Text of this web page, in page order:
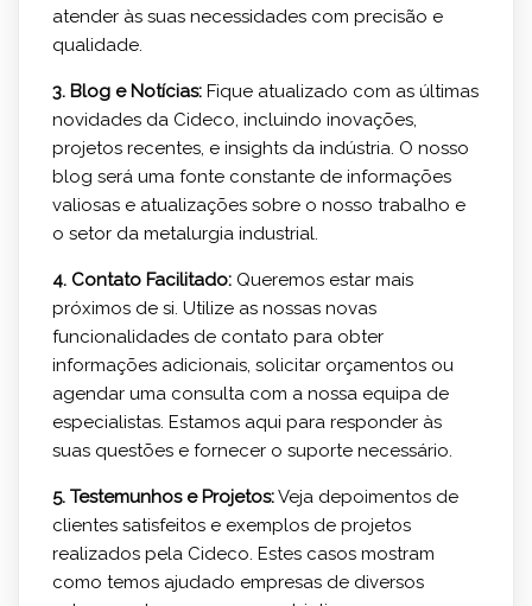
atender às suas necessidades com precisão e
qualidade.
3. Blog e Notícias:Fique atualizado com as últimas
novidades da Cideco, incluindo inovações,
projetos recentes, e insights da indústria. O nosso
blog será uma fonte constante de informações
valiosas e atualizações sobre o nosso trabalho e
o setor da metalurgia industrial.
4. Contato Facilitado:Queremos estar mais
próximos de si. Utilize as nossas novas
funcionalidades de contato para obter
informações adicionais, solicitar orçamentos ou
agendar uma consulta com a nossa equipa de
especialistas. Estamos aqui para responder às
suas questões e fornecer o suporte necessário.
5. Testemunhos e Projetos:Veja depoimentos de
clientes satisfeitos e exemplos de projetos
realizados pela Cideco. Estes casos mostram
como temos ajudado empresas de diversos